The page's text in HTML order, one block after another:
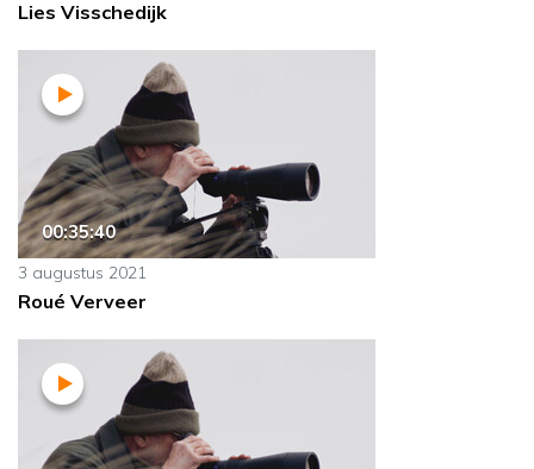
Lies Visschedijk
00:35:40
3 augustus 2021
Roué Verveer